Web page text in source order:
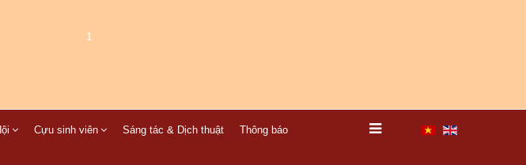
1
Cựu sinh viên Sáng tác & Dịch thuật Thông báo